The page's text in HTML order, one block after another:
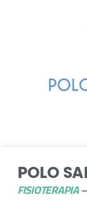
POLO
FISIOTERAPIA–